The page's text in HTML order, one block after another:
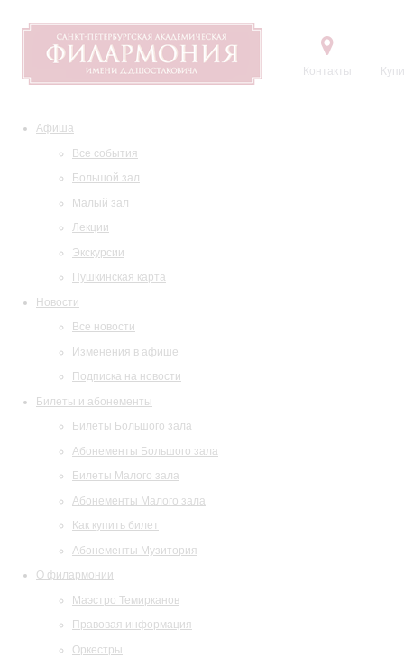
Контакты
Афиша
Все события
Большой зал
Малый зал
Лекции
Экскурсии
Пушкинская карта
Новости
Все новости
Изменения в афише
Подписка на новости
Билеты и абонементы
Билеты Большого зала
Абонементы Большого зала
Билеты Малого зала
Абонементы Малого зала
Как купить билет
Абонементы Музитория
О филармонии
Маэстро Темирканов
Правовая информация
Оркестры